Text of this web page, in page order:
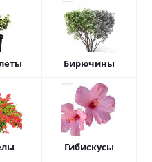
Бирючины
Гибискусы